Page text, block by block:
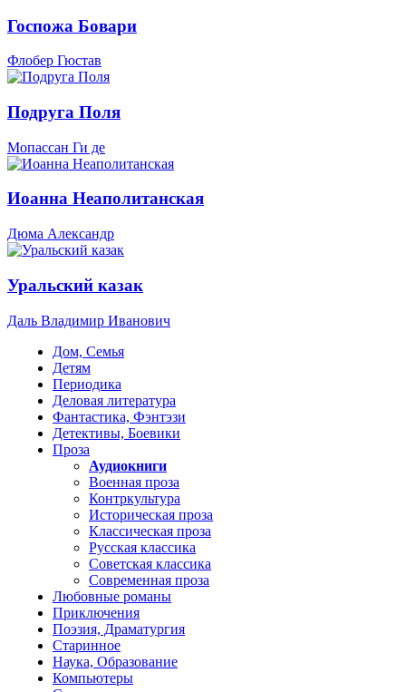
Госпожа Бовари
Флобер Гюстав
Подруга Поля
Мопассан Ги де
Иоанна Неаполитанская
Дюма Александр
Уральский казак
Даль Владимир Иванович
Дом, Семья
Детям
Периодика
Деловая литература
Фантастика, Фэнтэзи
Детективы, Боевики
Проза
Аудиокниги
Военная проза
Контркультура
Историческая проза
Классическая проза
Русская классика
Советская классика
Современная проза
Любовные романы
Приключения
Поэзия, Драматургия
Старинное
Наука, Образование
Компьютеры